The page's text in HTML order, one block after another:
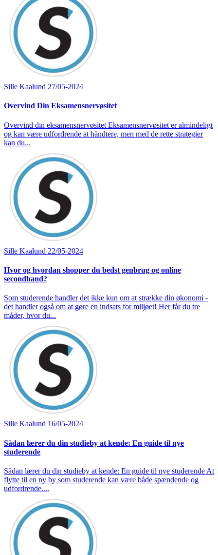
Sille Kaalund 27/05-2024
Overvind Din Eksamensnervøsitet
Overvind din eksamensnervøsitet Eksamensnervøsitet er almindeligt
og kan være udfordrende at håndtere, men med de rette strategier
kan du...
Sille Kaalund 22/05-2024
Hvor og hvordan shopper du bedst genbrug og online
secondhand?
Som studerende handler det ikke kun om at strække din økonomi -
det handler også om at gøre en indsats for miljøet! Her får du tre
måder, hvor du...
Sille Kaalund 16/05-2024
Sådan lærer du din studieby at kende: En guide til nye
studerende
Sådan lærer du din studieby at kende: En guide til nye studerende At
flytte til en ny by som studerende kan være både spændende og
udfordrende....